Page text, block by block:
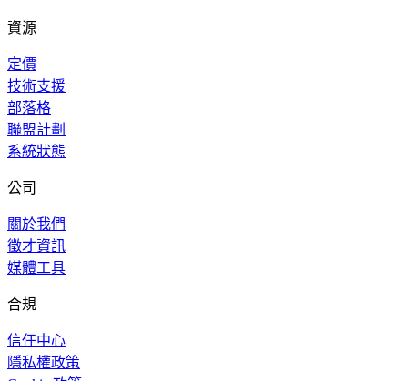
資源
定價
技術支援
部落格
聯盟計劃
系統狀態
公司
關於我們
徵才資訊
媒體工具
合規
信任中心
隱私權政策